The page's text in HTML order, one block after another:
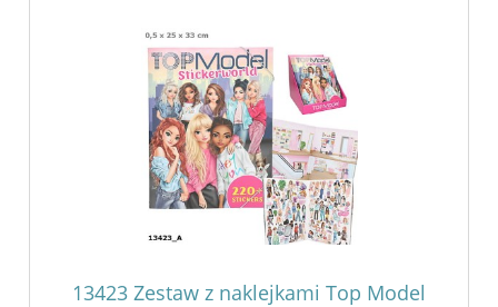
13423 Zestaw z naklejkami Top Model